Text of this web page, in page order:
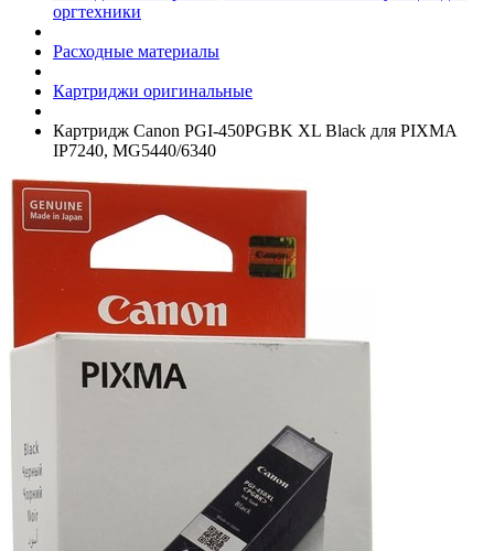
оргтехники
Расходные материалы
Картриджи оригинальные
Картридж Canon PGI-450PGBK XL Black для PIXMA
IP7240, MG5440/­6340